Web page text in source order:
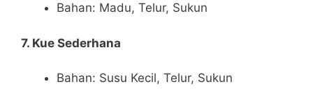
Bahan: Madu, Telur, Sukun
7. Kue Sederhana
Bahan: Susu Kecil, Telur, Sukun